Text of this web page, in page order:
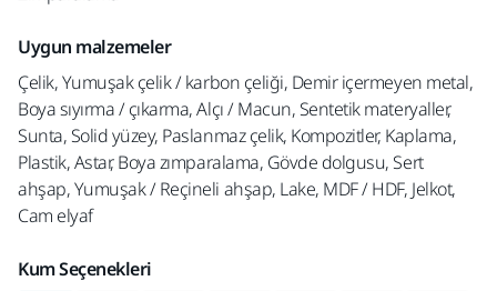
Uygun malzemeler
Çelik, Yumuşak çelik / karbon çeliği, Demir içermeyen metal,
Boya sıyırma / çıkarma, Alçı / Macun, Sentetik materyaller,
Sunta, Solid yüzey, Paslanmaz çelik, Kompozitler, Kaplama,
Plastik, Astar, Boya zımparalama, Gövde dolgusu, Sert
ahşap, Yumuşak / Reçineli ahşap, Lake, MDF / HDF, Jelkot,
Cam elyaf
Kum Seçenekleri